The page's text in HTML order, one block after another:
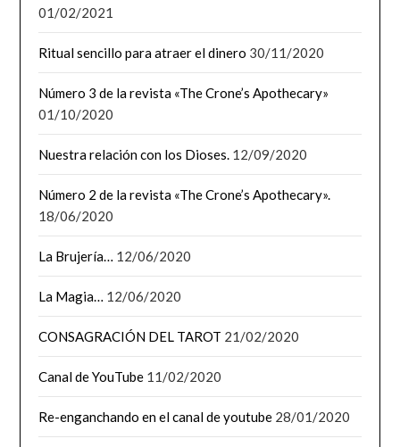
01/02/2021
Ritual sencillo para atraer el dinero 30/11/2020
Número 3 de la revista «The Crone’s Apothecary»
01/10/2020
Nuestra relación con los Dioses. 12/09/2020
Número 2 de la revista «The Crone’s Apothecary».
18/06/2020
La Brujería… 12/06/2020
La Magia… 12/06/2020
CONSAGRACIÓN DEL TAROT 21/02/2020
Canal de YouTube 11/02/2020
Re-enganchando en el canal de youtube 28/01/2020